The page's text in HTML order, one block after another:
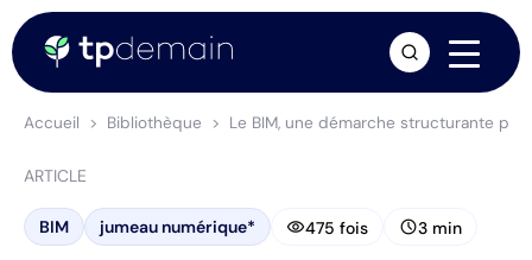
Accueil Bibliothèque Le BIM, une démarche structurante
ARTICLE
BIM jumeau numérique* visibility475 fois schedule3 min
arrow_forward